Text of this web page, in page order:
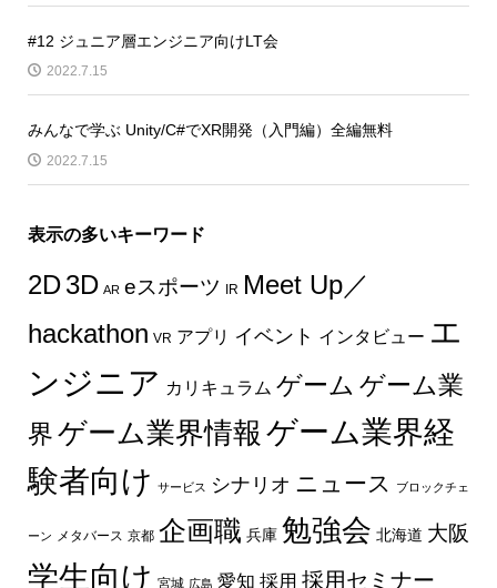
#12 ジュニア層エンジニア向けLT会
2022.7.15
みんなで学ぶ Unity/C#でXR開発（入門編）全編無料
2022.7.15
表示の多いキーワード
2D3D AR eスポーツ IR Meet Up／
hackathon VR アプリ イベント インタビュー エ
ンジニア カリキュラム ゲーム ゲーム業
界ゲーム業界情報 ゲーム業界経
験者向け サービス シナリオ ニュース ブロックチェ
ーン メタバース 京都 企画職 兵庫 勉強会 北海道 大阪
学生向け 宮城 広島 愛知 採用 採用セミナー